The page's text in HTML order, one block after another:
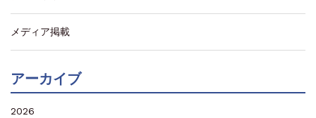
メディア掲載
アーカイブ
2026